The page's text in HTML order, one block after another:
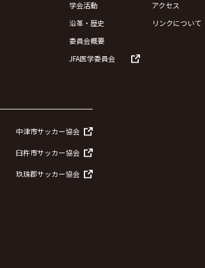
学会活動
沿革・歴史
委員会概要
JFA医学委員会
アクセス
リンクについて
中津市サッカー協会
臼杵市サッカー協会
玖珠郡サッカー協会